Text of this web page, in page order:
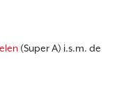
(Super A) i.s.m. de